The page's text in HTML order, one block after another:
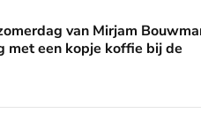
Bouwman eruit?
van Mirjam
met een kopje koffie bij de